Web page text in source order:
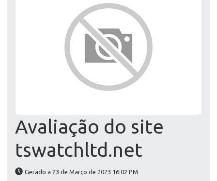
Avaliação do site
tswatchltd.net
Gerado a 23 de Março de 2023 16:02 PM